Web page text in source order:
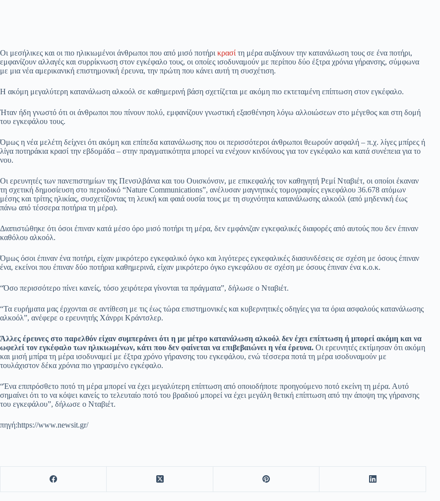
Οι μεσήλικες και οι πιο ηλικιωμένοι άνθρωποι που από μισό ποτήρι κρασί τη μέρα αυξάνουν την κατανάλωση τους σε ένα ποτήρι,
εμφανίζουν αλλαγές και συρρίκνωση στον εγκέφαλο τους, οι οποίες ισοδυναμούν με περίπου δύο έξτρα χρόνια γήρανσης, σύμφωνα
με μια νέα αμερικανική επιστημονική έρευνα, την πρώτη που κάνει αυτή τη συσχέτιση.
Η ακόμη μεγαλύτερη κατανάλωση αλκοόλ σε καθημερινή βάση σχετίζεται με ακόμη πιο εκτεταμένη επίπτωση στον εγκέφαλο.
Ήταν ήδη γνωστό ότι οι άνθρωποι που πίνουν πολύ, εμφανίζουν γνωστική εξασθένηση λόγω αλλοιώσεων στο μέγεθος και στη δομή
του εγκεφάλου τους.
Όμως η νέα μελέτη δείχνει ότι ακόμη και επίπεδα κατανάλωσης που οι περισσότεροι άνθρωποι θεωρούν ασφαλή – π.χ. λίγες μπίρες ή
λίγα ποτηράκια κρασί την εβδομάδα – στην πραγματικότητα μπορεί να ενέχουν κινδύνους για τον εγκέφαλο και κατά συνέπεια για το
νου.
Οι ερευνητές των πανεπιστημίων της Πενσιλβάνια και του Ουισκόνσιν, με επικεφαλής τον καθηγητή Ρεμί Νταβιέτ, οι οποίοι έκαναν
τη σχετική δημοσίευση στο περιοδικό “Nature Communications”, ανέλυσαν μαγνητικές τομογραφίες εγκεφάλου 36.678 ατόμων
μέσης και τρίτης ηλικίας, συσχετίζοντας τη λευκή και φαιά ουσία τους με τη συχνότητα κατανάλωσης αλκοόλ (από μηδενική έως
πάνω από τέσσερα ποτήρια τη μέρα).
Διαπιστώθηκε ότι όσοι έπιναν κατά μέσο όρο μισό ποτήρι τη μέρα, δεν εμφάνιζαν εγκεφαλικές διαφορές από αυτούς που δεν έπιναν
καθόλου αλκοόλ.
Όμως όσοι έπιναν ένα ποτήρι, είχαν μικρότερο εγκεφαλικό όγκο και λιγότερες εγκεφαλικές διασυνδέσεις σε σχέση με όσους έπιναν
ένα, εκείνοι που έπιναν δύο ποτήρια καθημερινά, είχαν μικρότερο όγκο εγκεφάλου σε σχέση με όσους έπιναν ένα κ.ο.κ.
“Όσο περισσότερο πίνει κανείς, τόσο χειρότερα γίνονται τα πράγματα”, δήλωσε ο Νταβιέτ.
“Τα ευρήματα μας έρχονται σε αντίθεση με τις έως τώρα επιστημονικές και κυβερνητικές οδηγίες για τα όρια ασφαλούς κατανάλωσης
αλκοόλ”, ανέφερε ο ερευνητής Χάνρρι Κράντσλερ.
Άλλες έρευνες στο παρελθόν είχαν συμπεράνει ότι η με μέτρο κατανάλωση αλκοόλ δεν έχει επίπτωση ή μπορεί ακόμη και να
ωφελεί τον εγκέφαλο των ηλικιωμένων, κάτι που δεν φαίνεται να επιβεβαιώνει η νέα έρευνα. Οι ερευνητές εκτίμησαν ότι ακόμη
και μισή μπίρα τη μέρα ισοδυναμεί με έξτρα χρόνο γήρανσης του εγκεφάλου, ενώ τέσσερα ποτά τη μέρα ισοδυναμούν με
τουλάχιστον δέκα χρόνια πιο γηρασμένο εγκέφαλο.
“Ένα επιπρόσθετο ποτό τη μέρα μπορεί να έχει μεγαλύτερη επίπτωση από οποιοδήποτε προηγούμενο ποτό εκείνη τη μέρα. Αυτό
σημαίνει ότι το να κόψει κανείς το τελευταίο ποτό του βραδιού μπορεί να έχει μεγάλη θετική επίπτωση από την άποψη της γήρανσης
του εγκεφάλου”, δήλωσε ο Νταβιέτ.
πηγή:https://www.newsit.gr/